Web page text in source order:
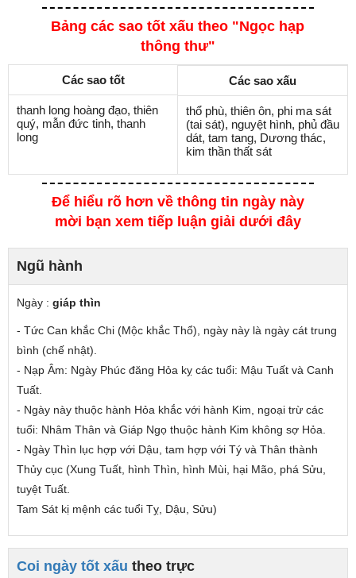
Bảng các sao tốt xấu theo "Ngọc hạp
thông thư"
Các sao tốt
thanh long hoàng đạo, thiên
quý, mẫn đức tinh, thanh
long
Các sao xấu
thổ phù, thiên ôn, phi ma sát
(tai sát), nguyệt hình, phủ đầu
dát, tam tang, Dương thác,
kim thần thất sát
Để hiểu rõ hơn về thông tin ngày này
mời bạn xem tiếp luận giải dưới đây
Ngũ hành
Ngày : giáp thìn
- Tức Can khắc Chi (Mộc khắc Thổ), ngày này là ngày cát trung
bình (chế nhật).
- Nạp Âm: Ngày Phúc đăng Hỏa kỵ các tuổi: Mậu Tuất và Canh
Tuất.
- Ngày này thuộc hành Hỏa khắc với hành Kim, ngoại trừ các
tuổi: Nhâm Thân và Giáp Ngọ thuộc hành Kim không sợ Hỏa.
- Ngày Thìn lục hợp với Dậu, tam hợp với Tý và Thân thành
Thủy cục (Xung Tuất, hình Thìn, hình Mùi, hại Mão, phá Sửu,
tuyệt Tuất.
Tam Sát kị mệnh các tuổi Tỵ, Dậu, Sửu)
Coi ngày tốt xấu theo trực